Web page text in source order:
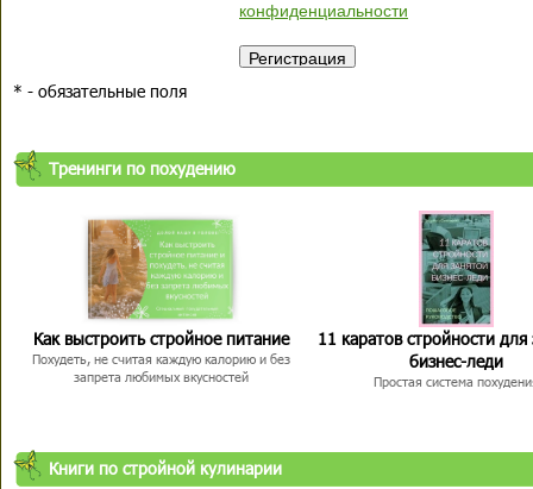
конфиденциальности
* - обязательные поля
Тренинги по похудению
Как выстроить стройное питание
Похудеть, не считая каждую калорию и без
запрета любимых вкусностей
11 каратов стройности для
бизнес-леди
Простая система
Книги по стройной кулинарии